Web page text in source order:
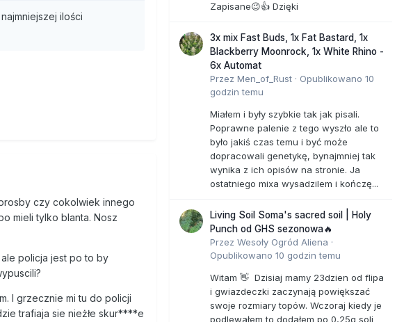
ilości
czy cokolwiek innego
mieli tylko blanta. Nosz
policja jest po to by
I grzecznie mi tu do policji
trafiaja sie nieżłe skur****e
Zapisane😉👍 Dzięki
3x mix Fast Buds, 1x Fat Bastard, 1x
Blackberry Moonrock, 1x White Rhino -
6x Automat
Przez Men_of_Rust · Opublikowano 10
godzin temu
Miałem i były szybkie tak jak pisali.
Poprawne palenie z tego wyszło ale to
było jakiś czas temu i być może
dopracowali genetykę, bynajmniej tak
wynika z ich opisów na stronie. Ja
ostatniego mixa wysadzilem i kończę...
Living Soil Soma's sacred soil | Holy
Punch od GHS sezonowa🔥
Przez Wesoły Ogród Aliena ·
Opublikowano 10 godzin temu
Witam 👋 Dzisiaj mamy 23dzien od flipa
i gwiazdeczki zaczynają powiększać
swoje rozmiary topów. Wczoraj kiedy je
podlewałem to dodałem po 0,25g soli